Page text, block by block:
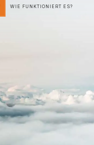
WIE FUNKTIONIERT ES?